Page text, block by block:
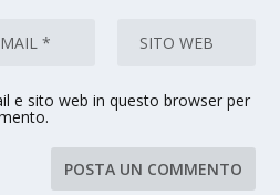
e sito web in questo browser per